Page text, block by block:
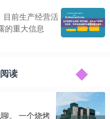
目前生产经营活
的重大信息
读
。 一个烧烤